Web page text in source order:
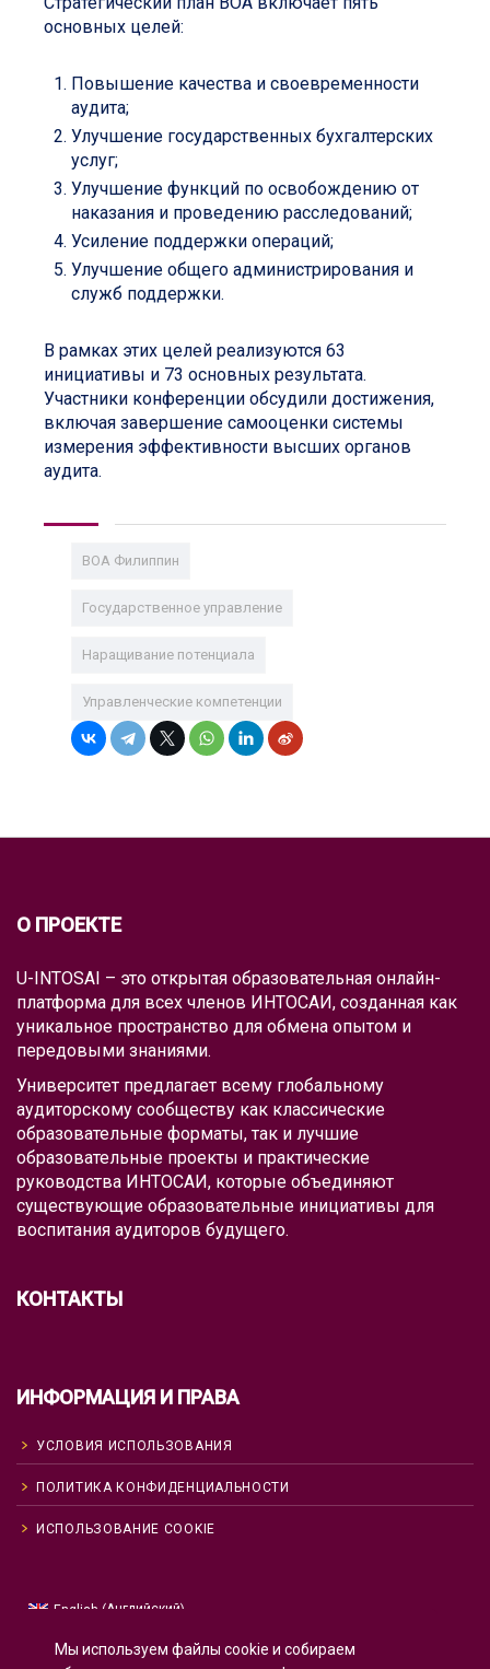
основных целей:
Повышение качества и своевременности
аудита;
Улучшение государственных бухгалтерских
услуг;
Улучшение функций по освобождению от
наказания и проведению расследований;
Усиление поддержки операций;
Улучшение общего администрирования и
служб поддержки.
В рамках этих целей реализуются 63
инициативы и 73 основных результата.
Участники конференции обсудили достижения,
включая завершение самооценки системы
измерения эффективности высших органов
аудита.
ВОА Филиппин
Государственное управление
Наращивание потенциала
Управленческие компетенции
О ПРОЕКТЕ
U-INTOSAI – это открытая образовательная онлайн-
платформа для всех членов ИНТОСАИ, созданная как
уникальное пространство для обмена опытом и
передовыми знаниями.
Университет предлагает всему глобальному
аудиторскому сообществу как классические
образовательные форматы, так и лучшие
образовательные проекты и практические
руководства ИНТОСАИ, которые объединяют
существующие образовательные инициативы для
воспитания аудиторов будущего.
КОНТАКТЫ
ИНФОРМАЦИЯ И ПРАВА
УСЛОВИЯ ИСПОЛЬЗОВАНИЯ
ПОЛИТИКА КОНФИДЕНЦИАЛЬНОСТИ
ИСПОЛЬЗОВАНИЕ COOKIE
English (Английский)
Русский
Мы используем файлы cookie и собираем